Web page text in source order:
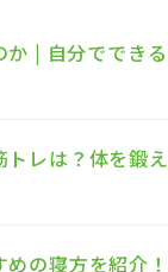
か | 自分でできる
トレは？体を鍛え
めの寝方を紹介！